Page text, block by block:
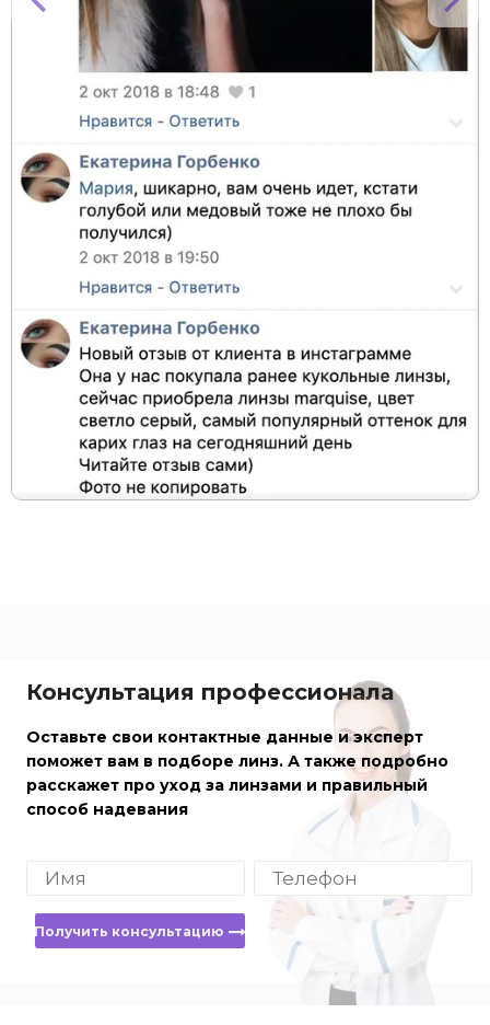
Консультация профессионала
Оставьте свои контактные данные и эксперт
поможет вам в подборе линз. А также подробно
расскажет про уход за линзами и правильный
способ надевания
Получить консультацию